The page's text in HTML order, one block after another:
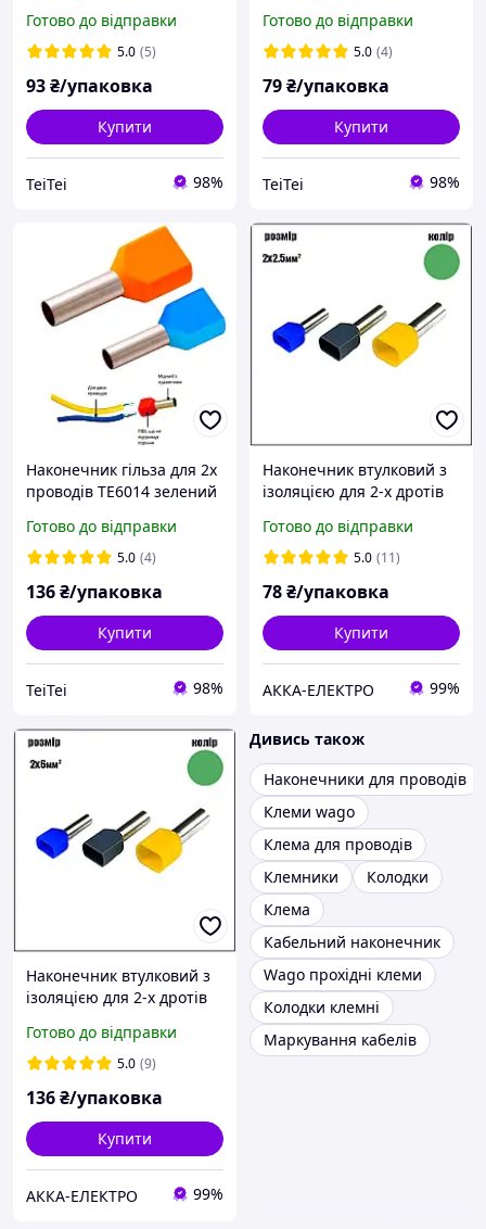
Готово до відправки
5.0 (5)
93₴/упаковка
Купити
TeiTei 98%
Готово до відправки
5.0 (4)
79₴/упаковка
Купити
TeiTei 98%
Наконечник гільза для 2х
проводів TE6014 зелений
Готово до відправки
5.0 (4)
136₴/упаковка
Купити
TeiTei 98%
Наконечник втулковий з
ізоляцією для 2-х дротів
100шт.
Готово до відправки
5.0 (11)
78₴/упаковка
Купити
АККА-ЕЛЕКТРО 99%
Наконечник втулковий з
ізоляцією для 2-х дротів
100шт.
Готово до відправки
5.0 (9)
136₴/упаковка
Купити
АККА-ЕЛЕКТРО 99%
Дивись також
Наконечники для проводів
Клеми wago
Клема для проводів
Клемники
Колодки
Клема
Кабельний наконечник
Wago прохідні клеми
Колодки клемні
Маркування кабелів